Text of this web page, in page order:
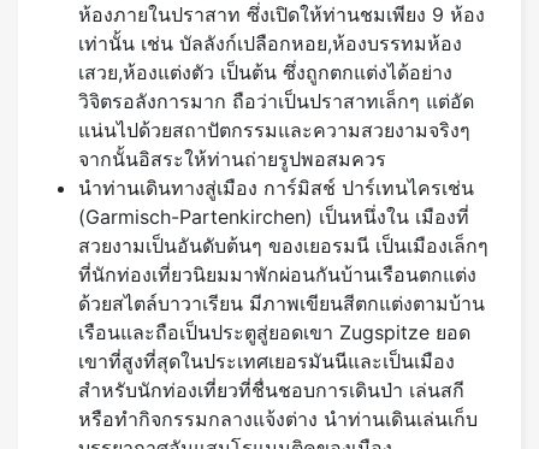
ห้องภายในปราสาท ซึ่งเปิดให้ท่านชมเพียง 9 ห้อง
เท่านั้น เช่น บัลลังก์เปลือกหอย,ห้องบรรทมห้อง
เสวย,ห้องแต่งตัว เป็นต้น ซึ่งถูกตกแต่งได้อย่าง
วิจิตรอลังการมาก ถือว่าเป็นปราสาทเล็กๆ แต่อัด
แน่นไปด้วยสถาปัตกรรมและความสวยงามจริงๆ
จากนั้นอิสระให้ท่านถ่ายรูปพอสมควร
นำท่านเดินทางสู่เมือง การ์มิสช์ ปาร์เทนไครเช่น
(Garmisch-Partenkirchen) เป็นหนึ่งใน เมืองที่
สวยงามเป็นอันดับต้นๆ ของเยอรมนี เป็นเมืองเล็กๆ
ที่นักท่องเที่ยวนิยมมาพักผ่อนกันบ้านเรือนตกแต่ง
ด้วยสไตล์บาวาเรียน มีภาพเขียนสีตกแต่งตามบ้าน
เรือนและถือเป็นประตูสู่ยอดเขา Zugspitze ยอด
เขาที่สูงที่สุดในประเทศเยอรมันนีและเป็นเมือง
สำหรับนักท่องเที่ยวที่ชื่นชอบการเดินป่า เล่นสกี
หรือทำกิจกรรมกลางแจ้งต่าง นำท่านเดินเล่นเก็บ